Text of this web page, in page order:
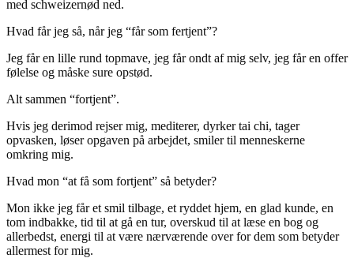
med schweizernød ned.
Hvad får jeg så, når jeg “får som fertjent”?
Jeg får en lille rund topmave, jeg får ondt af mig selv, jeg får en offer
følelse og måske sure opstød.
Alt sammen “fortjent”.
Hvis jeg derimod rejser mig, mediterer, dyrker tai chi, tager
opvasken, løser opgaven på arbejdet, smiler til menneskerne
omkring mig.
Hvad mon “at få som fortjent” så betyder?
Mon ikke jeg får et smil tilbage, et ryddet hjem, en glad kunde, en
tom indbakke, tid til at gå en tur, overskud til at læse en bog og
allerbedst, energi til at være nærværende over for dem som betyder
allermest for mig.